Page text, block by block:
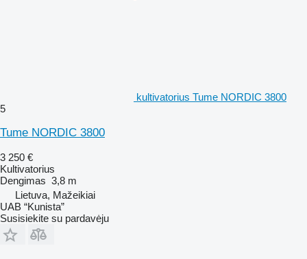
kultivatorius Tume NORDIC 3800
5
Tume NORDIC 3800
3 250 €
Kultivatorius
Dengimas 3,8 m
Lietuva, Mažeikiai
UAB “Kunista”
Susisiekite su pardavėju